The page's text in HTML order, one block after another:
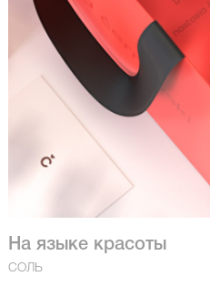
На языке красоты
СОЛЬ